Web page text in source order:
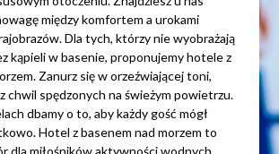
między komfortem a urokami
Dla tych, którzy nie wyobrażają
kąpieli w basenie, proponujemy hotele z
Zanurz się w orzeźwiającej toni,
chwil spędzonych na świeżym powietrzu.
dbamy o to, aby każdy gość mógł
Hotel z basenem nad morzem to